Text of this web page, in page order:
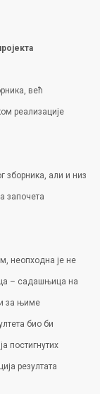
већ
реализације
зборника, али и низ
започета
неопходна је не
– садашњица на
за њиме
био би
постигнутих
резултата